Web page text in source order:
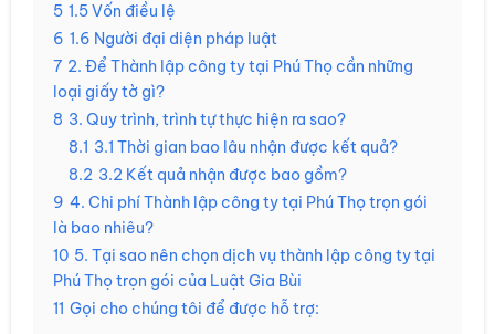
5 1.5 Vốn điều lệ
6 1.6 Người đại diện pháp luật
7 2. Để Thành lập công ty tại Phú Thọ cần những
loại giấy tờ gì?
8 3. Quy trình, trình tự thực hiện ra sao?
8.1 3.1 Thời gian bao lâu nhận được kết quả?
8.2 3.2 Kết quả nhận được bao gồm?
9 4. Chi phí Thành lập công ty tại Phú Thọ trọn gói
là bao nhiêu?
10 5. Tại sao nên chọn dịch vụ thành lập công ty tại
Phú Thọ trọn gói của Luật Gia Bùi
11 Gọi cho chúng tôi để được hỗ trợ: